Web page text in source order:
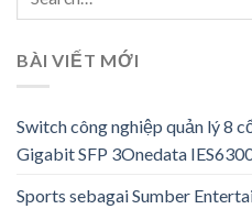
BÀI VIẾT MỚI
Switch công nghiệp quản lý 8
Gigabit SFP 3Onedata
Sports sebagai Sumber